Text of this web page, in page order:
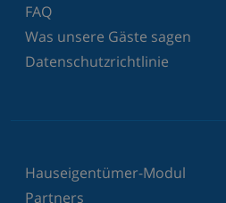
FAQ
Was unsere Gäste sagen
Datenschutzrichtlinie
Hauseigentümer-Modul
Partners